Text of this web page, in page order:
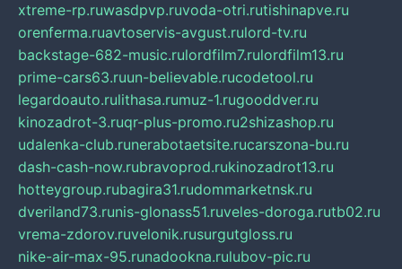
xtreme-rp.ruwasdpvp.ruvoda-otri.rutishinapve.ru
orenferma.ruavtoservis-avgust.rulord-tv.ru
backstage-682-music.rulordfilm7.rulordfilm13.ru
prime-cars63.ruun-believable.rucodetool.ru
legardoauto.rulithasa.rumuz-1.rugooddver.ru
kinozadrot-3.ruqr-plus-promo.ru2shizashop.ru
udalenka-club.runerabotaetsite.rucarszona-bu.ru
dash-cash-now.rubravoprod.rukinozadrot13.ru
hotteygroup.rubagira31.rudommarketnsk.ru
dveriland73.runis-glonass51.ruveles-doroga.rutb02.ru
vrema-zdorov.ruvelonik.rusurgutgloss.ru
nike-air-max-95.runadookna.rulubov-pic.ru